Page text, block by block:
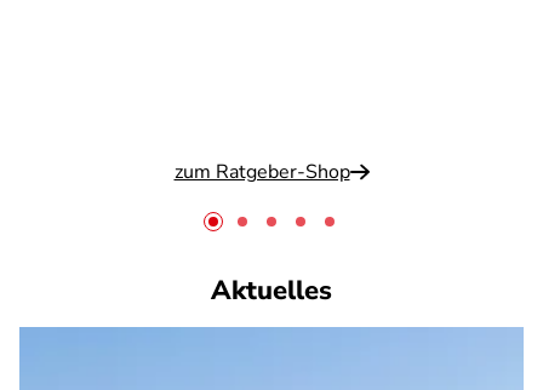
zum Ratgeber-Shop
Aktuelles